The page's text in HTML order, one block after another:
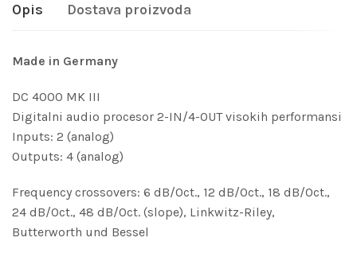
Opis Dostava proizvoda
Made in Germany
DC 4000 MK III
Digitalni audio procesor 2-IN/4-OUT visokih performansi
Inputs: 2 (analog)
Outputs: 4 (analog)
Frequency crossovers: 6 dB/Oct., 12 dB/Oct., 18 dB/Oct.,
24 dB/Oct., 48 dB/Oct. (slope), Linkwitz-Riley,
Butterworth und Bessel